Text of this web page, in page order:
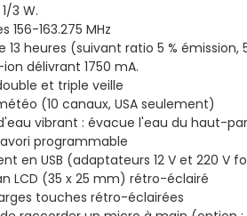
3 W.
156-163.275 MHz
13 heures (suivant ratio 5 % émission,
délivrant 1750 mA.
et triple veille
(10 canaux, USA seulement)
vibrant : évacue l'eau du haut-
programmable
en USB (adaptateurs 12 V et 220 V
LCD (35 x 25 mm) rétro-éclairé
touches rétro-éclairées